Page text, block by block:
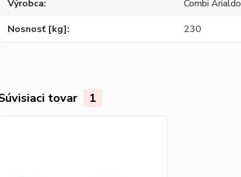
Výrobca
Combi Arialdo
Nosnosť [kg]
230
tovar 1